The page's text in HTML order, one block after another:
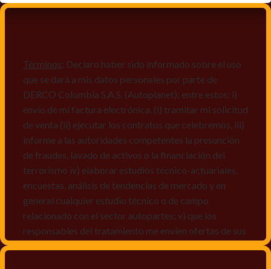
Términos: Declaro haber sido informado sobre el uso
que se dará a mis datos personales por parte de
DERCO Colombia S.A.S. (Autoplanet); entre estos: i)
envío de mi factura electrónica, (i) tramitar mi solicitud
de venta (ii) ejecutar los contratos que celebremos, iii)
informe a las autoridades competentes la presunción
de fraudes, lavado de activos o la financiación del
terrorismo iv) elaborar estudios técnico-actuariales,
encuestas, análisis de tendencias de mercado y en
general cualquier estudio técnico o de campo
relacionado con el sector autopartes; v) que los
responsables del tratamiento me envíen ofertas de sus